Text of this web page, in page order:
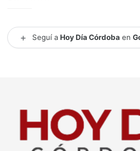
+ Seguí a Hoy Día Córdoba en